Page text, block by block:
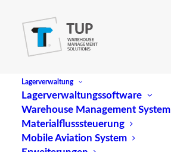
Lagerverwaltung
Lagerverwaltungssoftware
Warehouse Management System
Materialflusssteuerung
Mobile Aviation System